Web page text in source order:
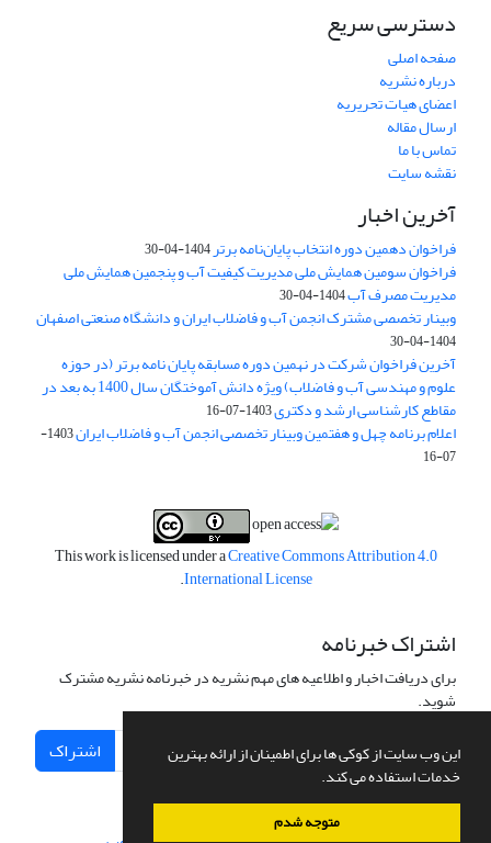
این وب سایت از کوکی ها برای اطمینان از ارائه بهترین
خدمات استفاده می کند.
متوجه شدم
دسترسی سریع
صفحه اصلی
درباره نشریه
اعضای هیات تحریریه
ارسال مقاله
تماس با ما
نقشه سایت
آخرین اخبار
فراخوان دهمین دوره انتخاب پایان‌نامه برتر1404-04-30
فراخوان سومین همایش ملی مدیریت کیفیت آب و پنجمین همایش ملی
مدیریت مصرف آب1404-04-30
وبینار تخصصی مشترک انجمن آب و فاضلاب ایران و دانشگاه صنعتی اصفهان
1404-04-30
آخرین فراخوان شرکت در نهمین دوره مسابقه پایان نامه برتر (در حوزه
علوم و مهندسی آب و فاضلاب) ویژه دانش آموختگان سال 1400 به بعد در
مقاطع کارشناسی ارشد و دکتری1403-07-16
اعلام برنامه چهل و هفتمین وبینار تخصصی انجمن آب و فاضلاب ایران
1403-
07-16
This work is licensed under aCreative Commons Attribution 4.0
International License
.
اشتراک خبرنامه
برای دریافت اخبار و اطلاعیه های مهم نشریه در خبرنامه نشریه مشترک
شوید.
اشتراک